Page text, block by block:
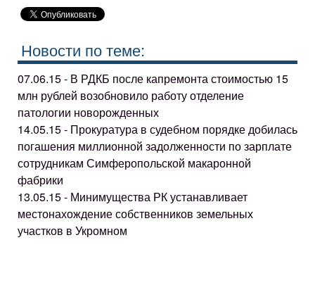
Новости по теме:
07.06.15 - В РДКБ после капремонта стоимостью 15
млн рублей возобновило работу отделение
патологии новорожденных
14.05.15 - Прокуратура в судебном порядке добилась
погашения миллионной задолженности по зарплате
сотрудникам Симферопольской макаронной
фабрики
13.05.15 - Минимущества РК устанавливает
местонахождение собственников земельных
участков в Укромном